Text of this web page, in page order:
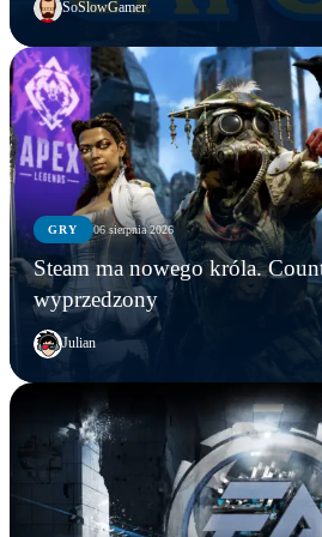
SoSlowGamer
GRY 06 sierpnia 2026
Steam ma nowego króla.
wyprzedzony
Julian